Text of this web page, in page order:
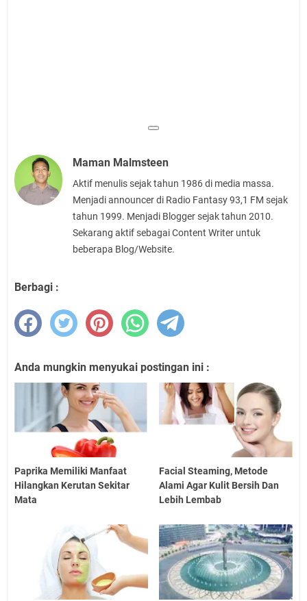
Maman Malmsteen
Aktif menulis sejak tahun 1986 di media massa.
Menjadi announcer di Radio Fantasy 93,1 FM sejak
tahun 1999. Menjadi Blogger sejak tahun 2010.
Sekarang aktif sebagai Content Writer untuk
beberapa Blog/Website.
Berbagi :
Anda mungkin menyukai postingan ini :
Paprika Memiliki Manfaat
Hilangkan Kerutan Sekitar
Mata
Facial Steaming, Metode
Alami Agar Kulit Bersih Dan
Lebih Lembab